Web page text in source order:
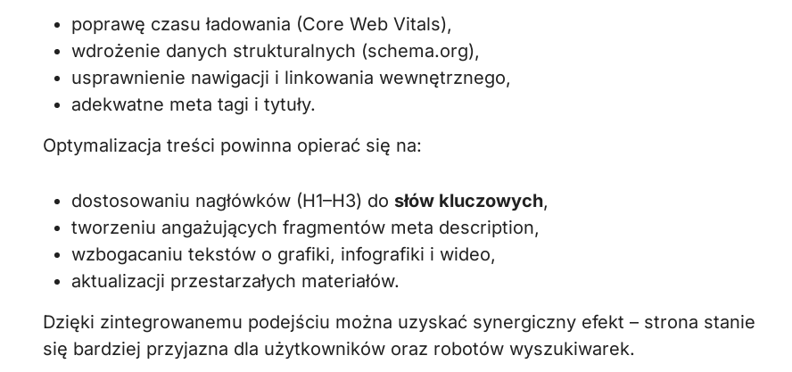
poprawę czasu ładowania (Core Web Vitals),
wdrożenie danych strukturalnych (schema.org),
usprawnienie nawigacji i linkowania wewnętrznego,
adekwatne meta tagi i tytuły.
Optymalizacja treści powinna opierać się na:
dostosowaniu nagłówków (H1–H3) do słów kluczowych,
tworzeniu angażujących fragmentów meta description,
wzbogacaniu tekstów o grafiki, infografiki i wideo,
aktualizacji przestarzałych materiałów.
Dzięki zintegrowanemu podejściu można uzyskać synergiczny efekt – strona stanie
się bardziej przyjazna dla użytkowników oraz robotów wyszukiwarek.